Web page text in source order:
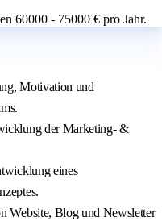
60000 - 75000 € pro Jahr.
Motivation und
der Marketing- &
eines
Website, Blog und Newsletter